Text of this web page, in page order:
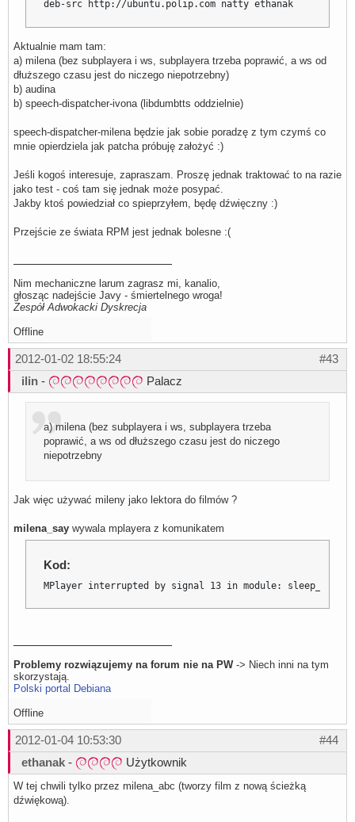
deb-src http://ubuntu.polip.com natty ethanak
Aktualnie mam tam:
a) milena (bez subplayera i ws, subplayera trzeba poprawić, a ws od
dłuższego czasu jest do niczego niepotrzebny)
b) audina
b) speech-dispatcher-ivona (libdumbtts oddzielnie)
speech-dispatcher-milena będzie jak sobie poradzę z tym czymś co
mnie opierdziela jak patcha próbuję założyć :)
Jeśli kogoś interesuje, zapraszam. Proszę jednak traktować to na razie
jako test - coś tam się jednak może posypać.
Jakby ktoś powiedział co spieprzyłem, będę dźwięczny :)
Przejście ze świata RPM jest jednak bolesne :(
Nim mechaniczne larum zagrasz mi, kanalio,
głosząc nadejście Javy - śmiertelnego wroga!
Zespół Adwokacki Dyskrecja
Offline
#43
2012-01-02 18:55:24
ilin - Palacz
a) milena (bez subplayera i ws, subplayera trzeba
poprawić, a ws od dłuższego czasu jest do niczego
niepotrzebny
Jak więc używać mileny jako lektora do filmów ?
milena_say wywala mplayera z komunikatem
Kod:
MPlayer interrupted by signal 13 in module: sleep_timer
Problemy rozwiązujemy na forum nie na PW-> Niech inni na tym
skorzystają.
Polski portal Debiana
Offline
#44
2012-01-04 10:53:30
ethanak - Użytkownik
W tej chwili tylko przez milena_abc (tworzy film z nową ścieżką
dźwiękową).